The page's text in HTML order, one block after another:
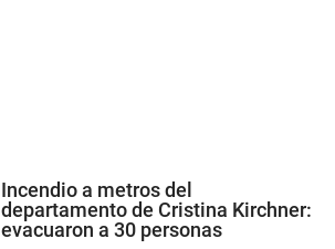
Incendio a metros del
departamento de Cristina Kirchner:
evacuaron a 30 personas